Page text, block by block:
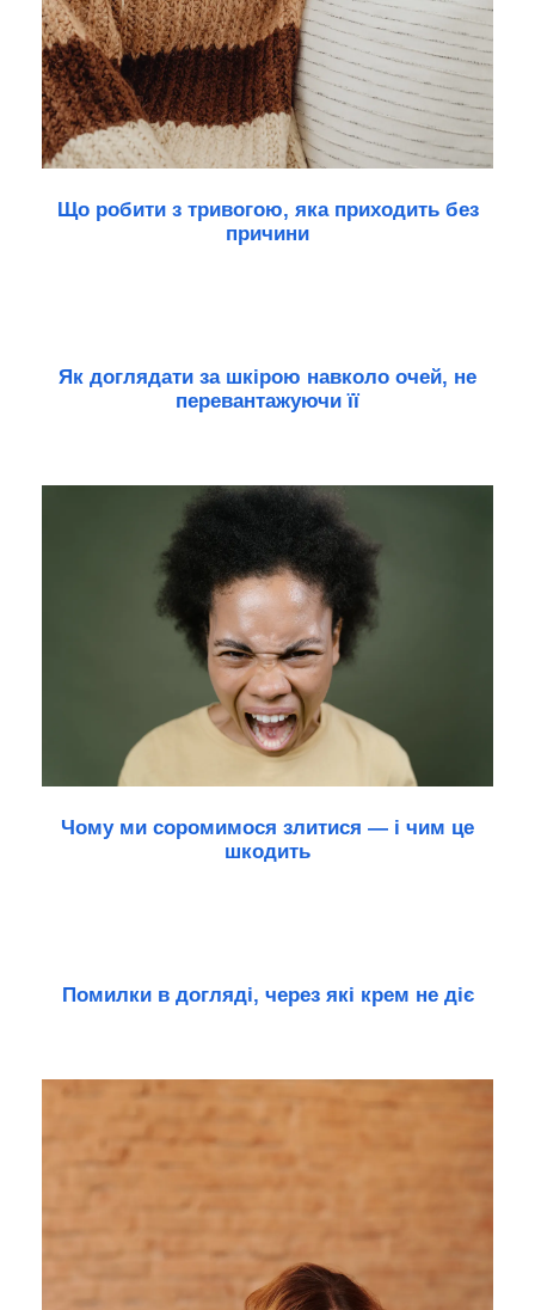
Що робити з тривогою, яка приходить без
причини
Як доглядати за шкірою навколо очей, не
перевантажуючи її
Чому ми соромимося злитися — і чим це
шкодить
Помилки в догляді, через які крем не діє